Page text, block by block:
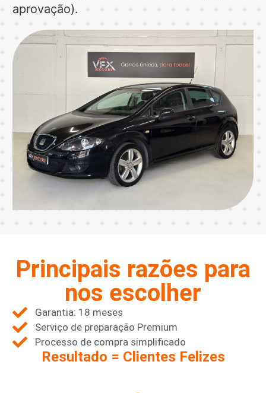
aprovação).
Principais razões para
nos escolher
Garantia: 18 meses
Serviço de preparação Premium
Processo de compra simplificado
Resultado = Clientes Felizes